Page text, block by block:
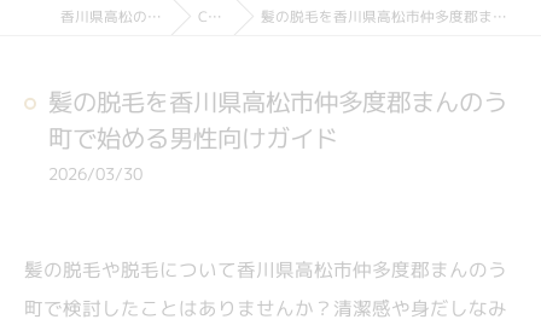
香川県高松の脱毛ならCura Column 髪の脱毛を香川県高松市仲多度郡まんのう町で始める男性向けガイド
髪の脱毛を香川県高松市仲多度郡まんのう
町で始める男性向けガイド
2026/03/30
髪の脱毛や脱毛について香川県高松市仲多度郡まんのう
町で検討したことはありませんか？清潔感や身だしなみ